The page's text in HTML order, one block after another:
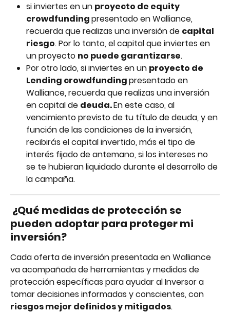
si inviertes en un proyecto de equity
crowdfunding presentado en Walliance,
recuerda que realizas una inversión de capital
riesgo. Por lo tanto, el capital que inviertes en
un proyecto no puede garantizarse.
Por otro lado, si inviertes en un proyecto de
Lending crowdfunding presentado en
Walliance, recuerda que realizas una inversión
en capital de deuda. En este caso, al
vencimiento previsto de tu título de deuda, y en
función de las condiciones de la inversión,
recibirás el capital invertido, más el tipo de
interés fijado de antemano, si los intereses no
se te hubieran liquidado durante el desarrollo de
la campaña.
¿Qué medidas de protección se
pueden adoptar para proteger mi
inversión?
Cada oferta de inversión presentada en Walliance
va acompañada de herramientas y medidas de
protección específicas para ayudar al Inversor a
tomar decisiones informadas y conscientes, con
riesgos mejor definidos y mitigados.